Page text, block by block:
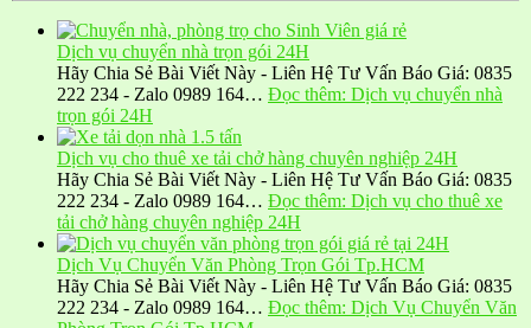
Dịch vụ chuyển nhà trọn gói 24H
Hãy Chia Sẻ Bài Viết Này - Liên Hệ Tư Vấn Báo Giá: 0835
222 234 - Zalo 0989 164… Đọc thêm: Dịch vụ chuyển nhà
trọn gói 24H
Dịch vụ cho thuê xe tải chở hàng chuyên nghiệp 24H
Hãy Chia Sẻ Bài Viết Này - Liên Hệ Tư Vấn Báo Giá: 0835
222 234 - Zalo 0989 164… Đọc thêm: Dịch vụ cho thuê xe
tải chở hàng chuyên nghiệp 24H
Dịch Vụ Chuyển Văn Phòng Trọn Gói Tp.HCM
Hãy Chia Sẻ Bài Viết Này - Liên Hệ Tư Vấn Báo Giá: 0835
222 234 - Zalo 0989 164… Đọc thêm: Dịch Vụ Chuyển Văn